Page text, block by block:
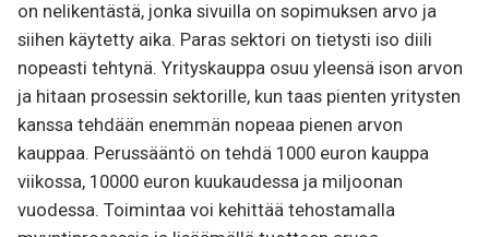
on nelikentästä, jonka sivuilla on sopimuksen arvo ja
siihen käytetty aika. Paras sektori on tietysti iso diili
nopeasti tehtynä. Yrityskauppa osuu yleensä ison arvon
ja hitaan prosessin sektorille, kun taas pienten yritysten
kanssa tehdään enemmän nopeaa pienen arvon
kauppaa. Perussääntö on tehdä 1000 euron kauppa
viikossa, 10000 euron kuukaudessa ja miljoonan
vuodessa. Toimintaa voi kehittää tehostamalla